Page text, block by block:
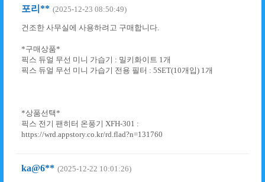
포리** (2025-12-23 08:50:49)
건조한 사무실에 사용하려고 구매합니다.
*구매상품*
픽스 듀얼 무선 미니 가습기 : 밀키화이트 1개
픽스 듀얼 무선 미니 가습기 전용 필터 : 5SET(10개입) 1개
*상품선택*
픽스 전기 팬히터 온풍기 XFH-301 :
https://wrd.appstory.co.kr/rd.flad?n=131760
ka@6** (2025-12-22 10:01:26)